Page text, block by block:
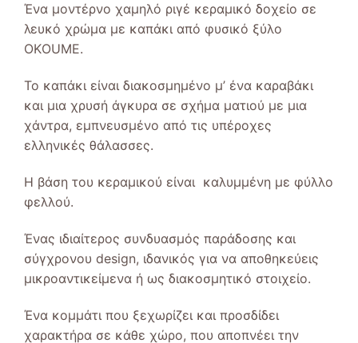
Ένα μοντέρνο χαμηλό ριγέ κεραμικό δοχείο σε
λευκό χρώμα με καπάκι από φυσικό ξύλο
OKΟUME.
Το καπάκι είναι διακοσμημένο μ’ ένα καραβάκι
και μια χρυσή άγκυρα σε σχήμα ματιού με μια
χάντρα, εμπνευσμένο από τις υπέροχες
ελληνικές θάλασσες.
Η βάση του κεραμικού είναι καλυμμένη με φύλλο
φελλού.
Ένας ιδιαίτερος συνδυασμός παράδοσης και
σύγχρονου design, ιδανικός για να αποθηκεύεις
μικροαντικείμενα ή ως διακοσμητικό στοιχείο.
Ένα κομμάτι που ξεχωρίζει και προσδίδει
χαρακτήρα σε κάθε χώρο, που αποπνέει την